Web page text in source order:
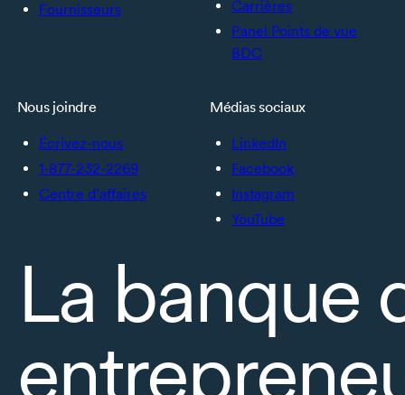
Fournisseurs
Carrières
Panel Points de vue
BDC
Nous joindre
Écrivez-nous
1-877-232-2269
Centre d’affaires
Médias sociaux
LinkedIn
Facebook
Instagram
YouTube
La banque